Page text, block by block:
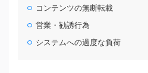
コンテンツの無断転載
営業・勧誘行為
システムへの過度な負荷